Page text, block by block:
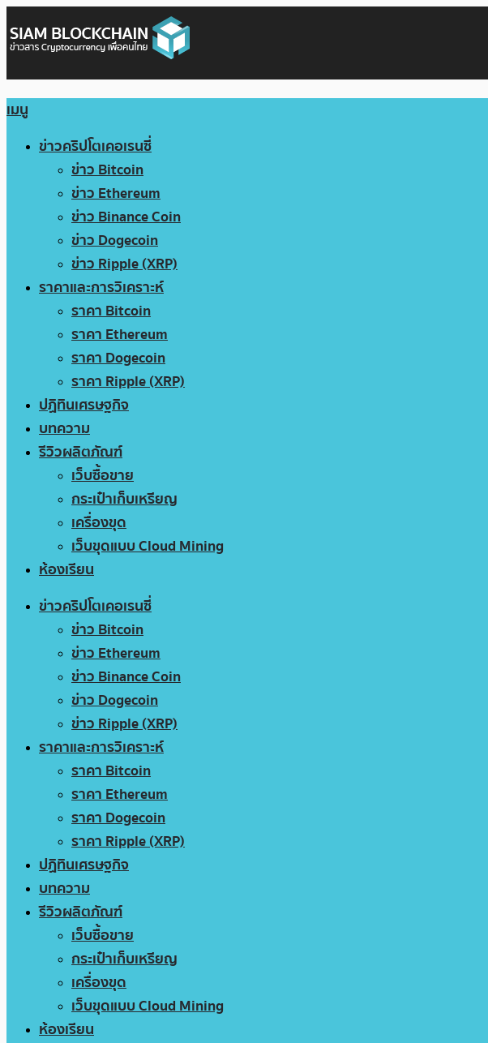
เมนู
ข่าวคริปโตเคอเรนซี่
ข่าว Bitcoin
ข่าว Ethereum
ข่าว Binance Coin
ข่าว Dogecoin
ข่าว Ripple (XRP)
ราคาและการวิเคราะห์
ราคา Bitcoin
ราคา Ethereum
ราคา Dogecoin
ราคา Ripple (XRP)
ปฏิทินเศรษฐกิจ
บทความ
รีวิวผลิตภัณฑ์
เว็บซื้อขาย
กระเป๋าเก็บเหรียญ
เครื่องขุด
เว็บขุดแบบ Cloud Mining
ห้องเรียน
ข่าวคริปโตเคอเรนซี่
ข่าว Bitcoin
ข่าว Ethereum
ข่าว Binance Coin
ข่าว Dogecoin
ข่าว Ripple (XRP)
ราคาและการวิเคราะห์
ราคา Bitcoin
ราคา Ethereum
ราคา Dogecoin
ราคา Ripple (XRP)
ปฏิทินเศรษฐกิจ
บทความ
รีวิวผลิตภัณฑ์
เว็บซื้อขาย
กระเป๋าเก็บเหรียญ
เครื่องขุด
เว็บขุดแบบ Cloud Mining
ห้องเรียน